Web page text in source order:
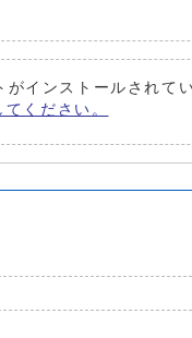
インストールされて
ください。